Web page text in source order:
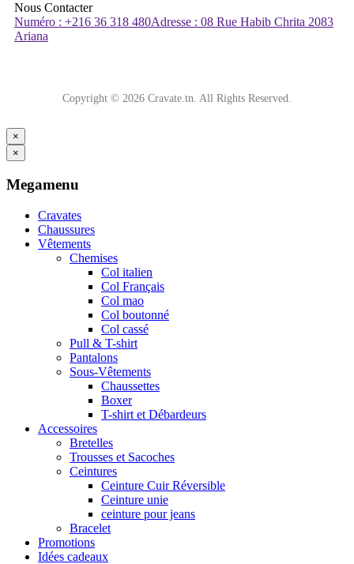
Nous Contacter
Numéro : +216 36 318 480Adresse : 08 Rue Habib Chrita 2083
Ariana
Copyright © 2026 Cravate.tn. All Rights Reserved.
×
×
Megamenu
Cravates
Chaussures
Vêtements
Chemises
Col italien
Col Français
Col mao
Col boutonné
Col cassé
Pull & T-shirt
Pantalons
Sous-Vêtements
Chaussettes
Boxer
T-shirt et Débardeurs
Accessoires
Bretelles
Trousses et Sacoches
Ceintures
Ceinture Cuir Réversible
Ceinture unie
ceinture pour jeans
Bracelet
Promotions
Idées cadeaux